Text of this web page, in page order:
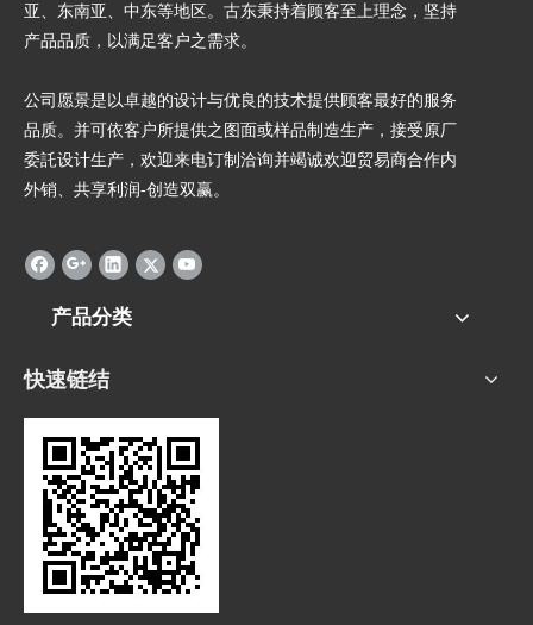
亚、东南亚、中东等地区。古东秉持着顾客至上理念，坚持
产品品质，以满足客户之需求。
公司愿景是以卓越的设计与优良的技术提供顾客最好的服务
品质。并可依客户所提供之图面或样品制造生产，接受原厂
委託设计生产，欢迎来电订制洽询并竭诚欢迎贸易商合作内
外销、共享利润-创造双赢。
产品分类
快速链结